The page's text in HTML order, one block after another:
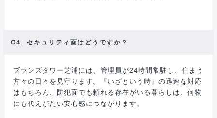
Q4. セキュリティ面はどうですか？
ブランズタワー芝浦には、管理員が24時間常駐し、住まう
方々の日々を見守ります。『いざという時』の迅速な対応
はもちろん、防犯面でも頼れる存在がいる暮らしは、何物
にも代えがたい安心感につながります。